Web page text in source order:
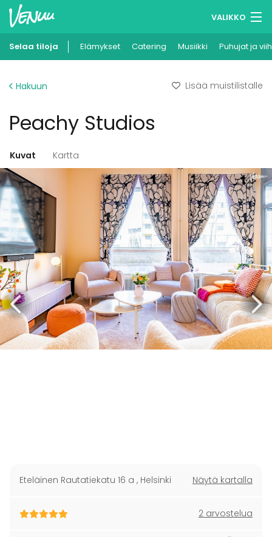
VALIKKO
Muistilistasi
Ilmoita kohteesi
Selaa tiloja Elämykset Catering Musiikki Puhujat ja
Hakuun Lisää muistilistalle
Peachy Studios
Kuvat Kartta
Eteläinen Rautatiekatu 16 a , Helsinki Näytä kartalla
2 arvostelua